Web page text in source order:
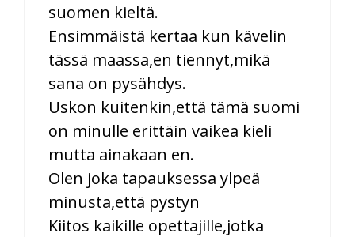
suomen kieltä.
Ensimmäistä kertaa kun kävelin
tässä maassa,en tiennyt,mikä
sana on pysähdys.
Uskon kuitenkin,että tämä suomi
on minulle erittäin vaikea kieli
mutta ainakaan en.
Olen joka tapauksessa ylpeä
minusta,että pystyn
Kiitos kaikille opettajille,jotka